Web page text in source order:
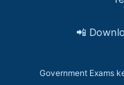
📲
Government Exams